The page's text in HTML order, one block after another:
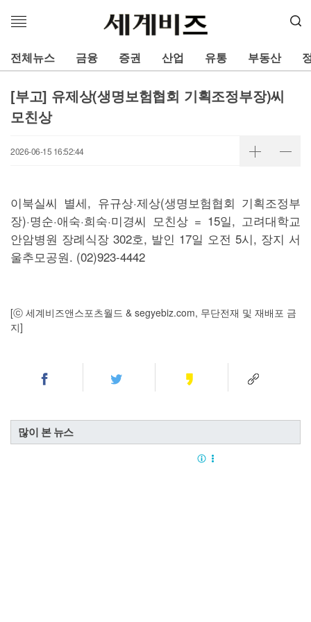
메
열
기
전체뉴스 금융 증권 산업 유통 부동산
[부고] 유제상(생명보험협회 기획조정부장)씨
모친상
2026-06-15 16:52:44
이북실씨 별세, 유규상·제상(생명보험협회 기획조정부
장)·명순·애숙·희숙·미경씨 모친상 = 15일, 고려대학교
안암병원 장례식장 302호, 발인 17일 오전 5시, 장지 서
울추모공원. (02)923-4442
[ⓒ 세계비즈앤스포츠월드 & segyebiz.com, 무단전재 및 재배포 금
지]
많이 본 뉴스